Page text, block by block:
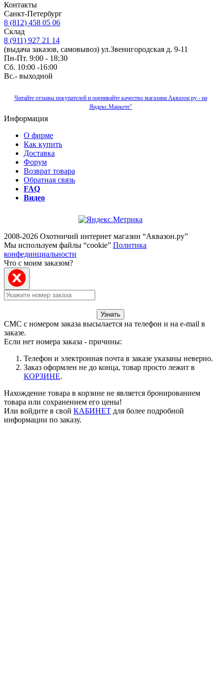
Контакты
Санкт-Петербург
8 (812) 458 05 06
Склад
8 (911) 927 21 14
(выдача заказов, самовывоз) ул.Звенигородская д. 9-11
Пн-Пт. 9:00 - 18:30
Сб. 10:00 -16:00
Вс.- выходной
Читайте отзывы покупателей и оценивайте качество магазина Аквазон.ру - на
Яндекс.Маркете"
Информация
О фирме
Как купить
Доставка
Форум
Возврат товара
Обратная связь
FAQ
Видео
2008-2026 Охотничий интернет магазин “Аквазон.ру”
Мы используем файлы “cookie” Политика
конфединциальности
Что с моим заказом?
Узнать
СМС с номером заказа высылается на телефон и на e-mail в
заказе.
Если нет номера заказа - причины:
Телефон и электронная почта в заказе указаны неверно.
Заказ оформлен не до конца, товар просто лежит в
КОРЗИНЕ.
Нахождение товара в корзине не является бронированием
товара или сохранением его цены!
Или войдите в свой КАБИНЕТ для более подробной
информации по заказу.